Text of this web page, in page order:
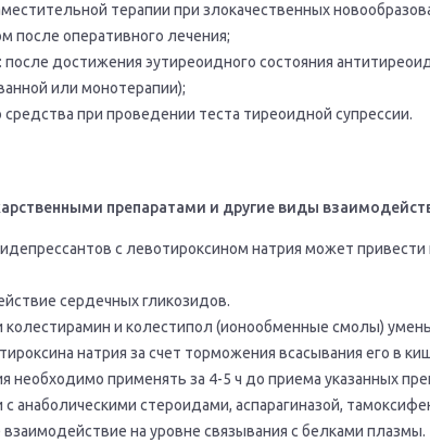
терапии при злокачественных
после оперативного лечения;
достижения эутиреоидного состояния
или монотерапии);
средства при проведении теста тиреоидной супрессии.
препаратами и другие виды
с левотироксином натрия может привести
сердечных гликозидов.
и колестипол (ионообменные смолы)
натрия за счет торможения всасывания его в
необходимо применять за 4-5 ч до приема указанных
анаболическими стероидами, аспарагиназой,
на уровне связывания с белками плазмы.